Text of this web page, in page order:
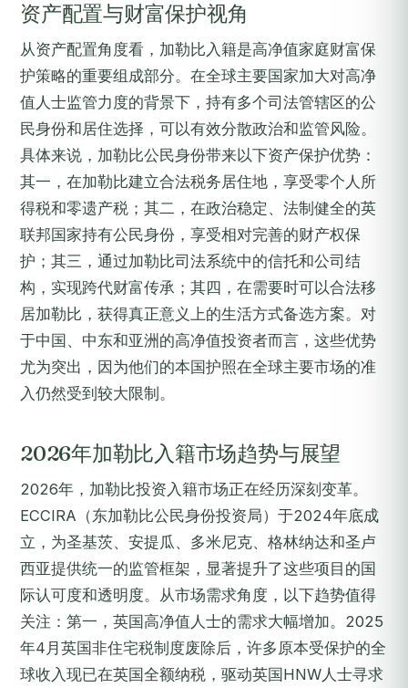
资产配置与财富保护视角
从资产配置角度看，加勒比入籍是高净值家庭财富保
护策略的重要组成部分。在全球主要国家加大对高净
值人士监管力度的背景下，持有多个司法管辖区的公
民身份和居住选择，可以有效分散政治和监管风险。
具体来说，加勒比公民身份带来以下资产保护优势：
其一，在加勒比建立合法税务居住地，享受零个人所
得税和零遗产税；其二，在政治稳定、法制健全的英
联邦国家持有公民身份，享受相对完善的财产权保
护；其三，通过加勒比司法系统中的信托和公司结
构，实现跨代财富传承；其四，在需要时可以合法移
居加勒比，获得真正意义上的生活方式备选方案。对
于中国、中东和亚洲的高净值投资者而言，这些优势
尤为突出，因为他们的本国护照在全球主要市场的准
入仍然受到较大限制。
2026年加勒比入籍市场趋势与展望
2026年，加勒比投资入籍市场正在经历深刻变革。
ECCIRA（东加勒比公民身份投资局）于2024年底成
立，为圣基茨、安提瓜、多米尼克、格林纳达和圣卢
西亚提供统一的监管框架，显著提升了这些项目的国
际认可度和透明度。从市场需求角度，以下趋势值得
关注：第一，英国高净值人士的需求大幅增加。2025
年4月英国非住宅税制度废除后，许多原本受保护的全
球收入现已在英国全额纳税，驱动英国HNW人士寻求